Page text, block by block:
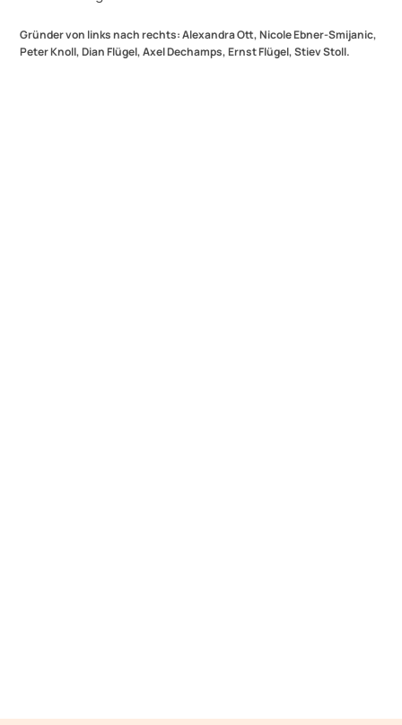
Gründer von links nach rechts: Alexandra Ott, Nicole Ebner-Smijanic,
Peter Knoll, Dian Flügel, Axel Dechamps, Ernst Flügel, Stiev Stoll.